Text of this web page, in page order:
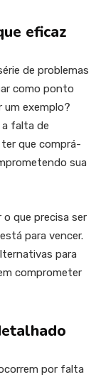
eficaz
de problemas
como ponto
um exemplo?
falta de
que comprá-
sua
que precisa ser
para vencer.
para
comprometer
por falta